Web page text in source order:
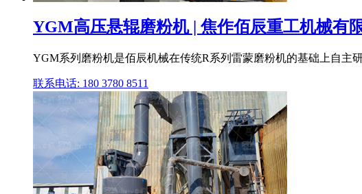
YGM高压悬辊磨粉机 | 焦作佰辰重工机械有
YGM系列磨粉机是佰辰机械在传统R系列雷蒙磨粉机的基础上自主
联系电话: 180 3780 8511